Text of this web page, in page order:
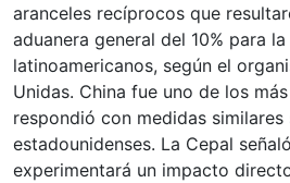
aranceles recíprocos que
aduanera general del 10% para
latinoamericanos, según el
Unidas. China fue uno de los
respondió con medidas
estadounidenses. La Cepal
experimentará un impacto